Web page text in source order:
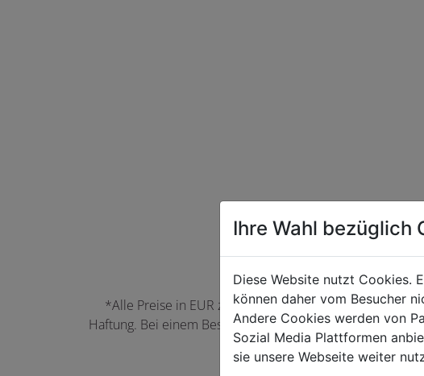
*Alle Preise in EUR zzgl. der jeweils gültigen
Haftung. Bei einem Bestellwert unter 50,00 EUR
können
Ihre Wahl bezüglich
Diese Website nutzt Cookies.
können daher vom Besucher
Andere Cookies werden von
Sozial Media Plattformen
sie unsere Webseite weiter